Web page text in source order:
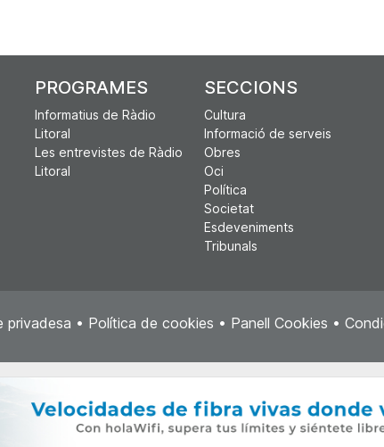
PROGRAMES
Informatius de Ràdio
Litoral
Les entrevistes de Ràdio
Litoral
SECCIONS
Cultura
Informació de serveis
Obres
Oci
Política
Societat
Esdeveniments
Tribunals
privadesa • Política de cookies • Panell Cookies •